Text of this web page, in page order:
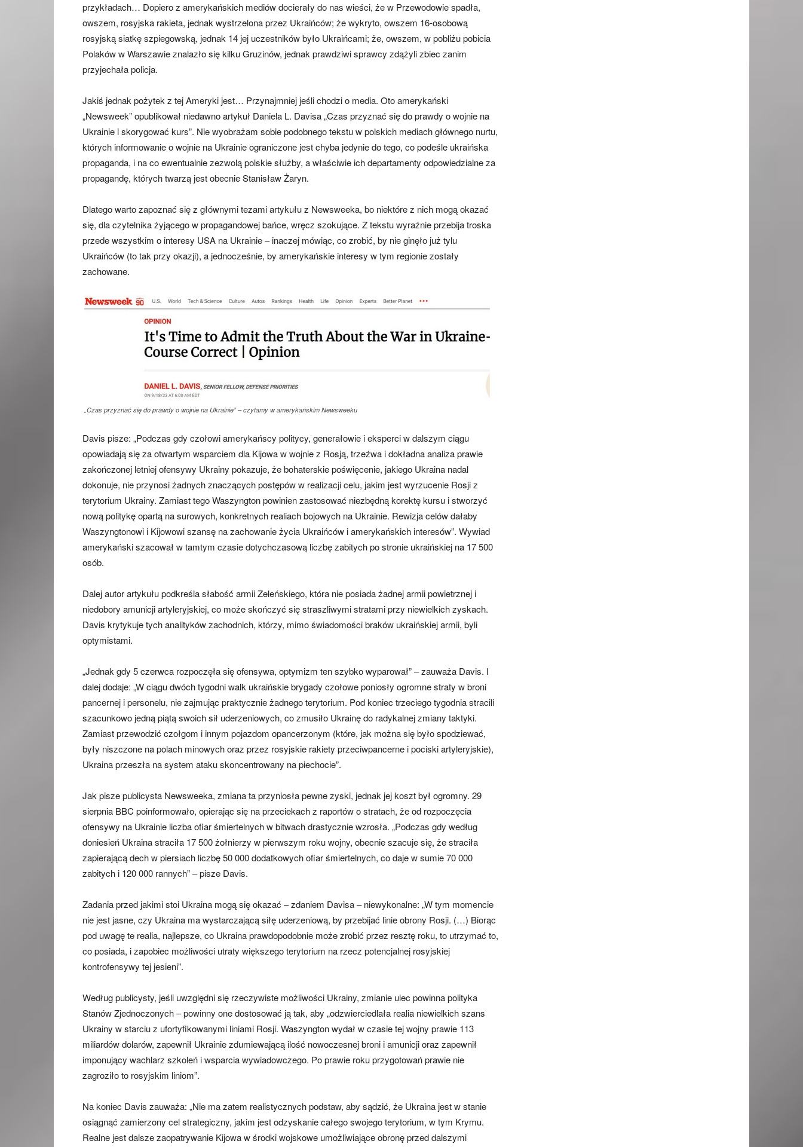
przykładach… Dopiero z amerykańskich mediów docierały do nas wieści, że w Przewodowie spadła,
owszem, rosyjska rakieta, jednak wystrzelona przez Ukraińców; że wykryto, owszem 16-osobową
rosyjską siatkę szpiegowską, jednak 14 jej uczestników było Ukraińcami; że, owszem, w pobliżu pobicia
Polaków w Warszawie znalazło się kilku Gruzinów, jednak prawdziwi sprawcy zdążyli zbiec zanim
przyjechała policja.
Jakiś jednak pożytek z tej Ameryki jest… Przynajmniej jeśli chodzi o media. Oto amerykański
„Newsweek” opublikował niedawno artykuł Daniela L. Davisa „Czas przyznać się do prawdy o wojnie na
Ukrainie i skorygować kurs”. Nie wyobrażam sobie podobnego tekstu w polskich mediach głównego nurtu,
których informowanie o wojnie na Ukrainie ograniczone jest chyba jedynie do tego, co podeśle ukraińska
propaganda, i na co ewentualnie zezwolą polskie służby, a właściwie ich departamenty odpowiedzialne za
propagandę, których twarzą jest obecnie Stanisław Żaryn.
Dlatego warto zapoznać się z głównymi tezami artykułu z Newsweeka, bo niektóre z nich mogą okazać
się, dla czytelnika żyjącego w propagandowej bańce, wręcz szokujące. Z tekstu wyraźnie przebija troska
przede wszystkim o interesy USA na Ukrainie – inaczej mówiąc, co zrobić, by nie ginęło już tylu
Ukraińców (to tak przy okazji), a jednocześnie, by amerykańskie interesy w tym regionie zostały
zachowane.
„Czas przyznać się do prawdy o wojnie na Ukrainie” – czytamy w amerykańskim Newsweeku
Davis pisze: „Podczas gdy czołowi amerykańscy politycy, generałowie i eksperci w dalszym ciągu
opowiadają się za otwartym wsparciem dla Kijowa w wojnie z Rosją, trzeźwa i dokładna analiza prawie
zakończonej letniej ofensywy Ukrainy pokazuje, że bohaterskie poświęcenie, jakiego Ukraina nadal
dokonuje, nie przynosi żadnych znaczących postępów w realizacji celu, jakim jest wyrzucenie Rosji z
terytorium Ukrainy. Zamiast tego Waszyngton powinien zastosować niezbędną korektę kursu i stworzyć
nową politykę opartą na surowych, konkretnych realiach bojowych na Ukrainie. Rewizja celów dałaby
Waszyngtonowi i Kijowowi szansę na zachowanie życia Ukraińców i amerykańskich interesów”. Wywiad
amerykański szacował w tamtym czasie dotychczasową liczbę zabitych po stronie ukraińskiej na 17 500
osób.
Dalej autor artykułu podkreśla słabość armii Zeleńskiego, która nie posiada żadnej armii powietrznej i
niedobory amunicji artyleryjskiej, co może skończyć się straszliwymi stratami przy niewielkich zyskach.
Davis krytykuje tych analityków zachodnich, którzy, mimo świadomości braków ukraińskiej armii, byli
optymistami.
„Jednak gdy 5 czerwca rozpoczęła się ofensywa, optymizm ten szybko wyparował” – zauważa Davis. I
dalej dodaje: „W ciągu dwóch tygodni walk ukraińskie brygady czołowe poniosły ogromne straty w broni
pancernej i personelu, nie zajmując praktycznie żadnego terytorium. Pod koniec trzeciego tygodnia stracili
szacunkowo jedną piątą swoich sił uderzeniowych, co zmusiło Ukrainę do radykalnej zmiany taktyki.
Zamiast przewodzić czołgom i innym pojazdom opancerzonym (które, jak można się było spodziewać,
były niszczone na polach minowych oraz przez rosyjskie rakiety przeciwpancerne i pociski artyleryjskie),
Ukraina przeszła na system ataku skoncentrowany na piechocie”.
Jak pisze publicysta Newsweeka, zmiana ta przyniosła pewne zyski, jednak jej koszt był ogromny. 29
sierpnia BBC poinformowało, opierając się na przeciekach z raportów o stratach, że od rozpoczęcia
ofensywy na Ukrainie liczba ofiar śmiertelnych w bitwach drastycznie wzrosła. „Podczas gdy według
doniesień Ukraina straciła 17 500 żołnierzy w pierwszym roku wojny, obecnie szacuje się, że straciła
zapierającą dech w piersiach liczbę 50 000 dodatkowych ofiar śmiertelnych, co daje w sumie 70 000
zabitych i 120 000 rannych” – pisze Davis.
Zadania przed jakimi stoi Ukraina mogą się okazać – zdaniem Davisa – niewykonalne: „W tym momencie
nie jest jasne, czy Ukraina ma wystarczającą siłę uderzeniową, by przebijać linie obrony Rosji. (…) Biorąc
pod uwagę te realia, najlepsze, co Ukraina prawdopodobnie może zrobić przez resztę roku, to utrzymać to,
co posiada, i zapobiec możliwości utraty większego terytorium na rzecz potencjalnej rosyjskiej
kontrofensywy tej jesieni”.
Według publicysty, jeśli uwzględni się rzeczywiste możliwości Ukrainy, zmianie ulec powinna polityka
Stanów Zjednoczonych – powinny one dostosować ją tak, aby „odzwierciedlała realia niewielkich szans
Ukrainy w starciu z ufortyfikowanymi liniami Rosji. Waszyngton wydał w czasie tej wojny prawie 113
miliardów dolarów, zapewnił Ukrainie zdumiewającą ilość nowoczesnej broni i amunicji oraz zapewnił
imponujący wachlarz szkoleń i wsparcia wywiadowczego. Po prawie roku przygotowań prawie nie
zagroziło to rosyjskim liniom”.
Na koniec Davis zauważa: „Nie ma zatem realistycznych podstaw, aby sądzić, że Ukraina jest w stanie
osiągnąć zamierzony cel strategiczny, jakim jest odzyskanie całego swojego terytorium, w tym Krymu.
Realne jest dalsze zaopatrywanie Kijowa w środki wojskowe umożliwiające obronę przed dalszymi